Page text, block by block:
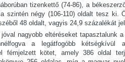
tizenkettő (74-86), a
szintén négy (106-110) oldalt tesz ki.
48 oldalt, vagyis 24,9 százalékát
nagyobb eltéréseket tapasztalunk
a legátfogóbb kétségkívül
fémjelzett kötet, amely 386 oldal